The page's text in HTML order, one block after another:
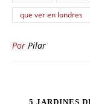
que ver en londres
Por Pilar
5 JARDINES